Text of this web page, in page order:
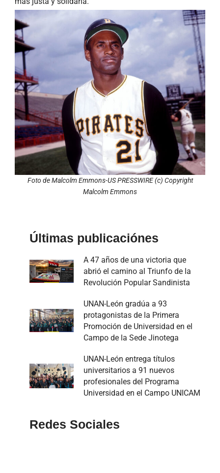
Foto de Malcolm Emmons-US PRESSWIRE (c) Copyright
Malcolm Emmons
Últimas publicaciónes
A 47 años de una victoria que
abrió el camino al Triunfo de la
Revolución Popular Sandinista
UNAN-León gradúa a 93
protagonistas de la Primera
Promoción de Universidad en el
Campo de la Sede Jinotega
UNAN-León entrega títulos
universitarios a 91 nuevos
profesionales del Programa
Universidad en el Campo UNICAM
Redes Sociales